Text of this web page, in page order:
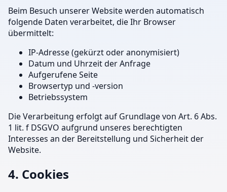
Beim Besuch unserer Website werden automatisch
folgende Daten verarbeitet, die Ihr Browser
übermittelt:
IP-Adresse (gekürzt oder anonymisiert)
Datum und Uhrzeit der Anfrage
Aufgerufene Seite
Browsertyp und -version
Betriebssystem
Die Verarbeitung erfolgt auf Grundlage von Art. 6 Abs.
1 lit. f DSGVO aufgrund unseres berechtigten
Interesses an der Bereitstellung und Sicherheit der
Website.
4. Cookies